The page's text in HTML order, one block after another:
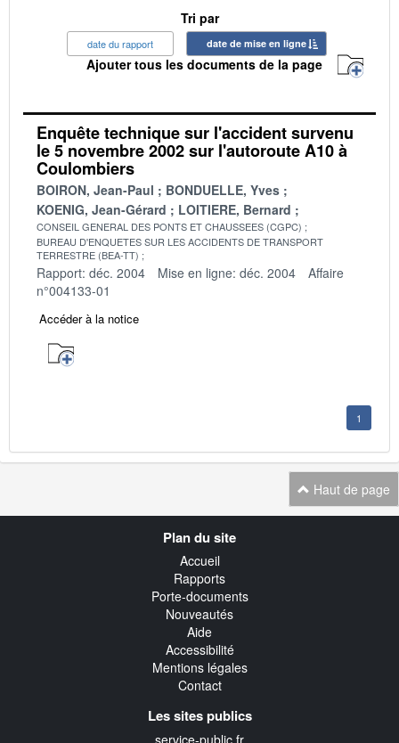
Tri par
date du rapport date de mise en ligne
Ajouter tous les documents de la page
Enquête technique sur l'accident survenu
le 5 novembre 2002 sur l'autoroute A10 à
Coulombiers
BOIRON, Jean-Paul
BONDUELLE, Yves
KOENIG, Jean-Gérard
LOITIERE, Bernard
CONSEIL GENERAL DES PONTS ET CHAUSSEES (CGPC)
BUREAU D'ENQUETES SUR LES ACCIDENTS DE TRANSPORT
TERRESTRE (BEA-TT)
Rapport: déc. 2004 Mise en ligne: déc. 2004
Affaire
n°004133-01
Accéder à la notice
1
Haut de page
Plan du site
Accueil
Rapports
Porte-documents
Nouveautés
Aide
Accessibilité
Mentions légales
Contact
Les sites publics
service-public.fr